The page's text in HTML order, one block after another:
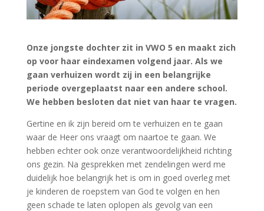
Onze jongste dochter zit in VWO 5 en maakt zich
op voor haar eindexamen volgend jaar. Als we
gaan verhuizen wordt zij in een belangrijke
periode overgeplaatst naar een andere school.
We hebben besloten dat niet van haar te vragen.
Gertine en ik zijn bereid om te verhuizen en te gaan
waar de Heer ons vraagt om naartoe te gaan. We
hebben echter ook onze verantwoordelijkheid richting
ons gezin. Na gesprekken met zendelingen werd me
duidelijk hoe belangrijk het is om in goed overleg met
je kinderen de roepstem van God te volgen en hen
geen schade te laten oplopen als gevolg van een